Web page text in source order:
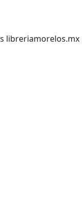
libreriamorelos.mx